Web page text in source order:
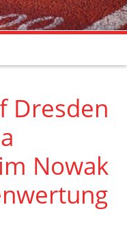
Dresden
Nowak